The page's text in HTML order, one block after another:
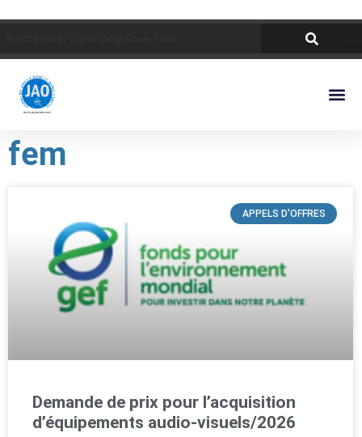
fem
APPELS D'OFFRES
Demande de prix pour l’acquisition
d’équipements audio-visuels/2026